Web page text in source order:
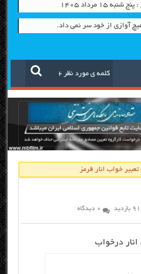
مرداد ۱۴۰۵
آوازی از خود سر نمی داد.
تعبیر خواب انار قرمز
بازدید 0 دیدگاه
درخواب